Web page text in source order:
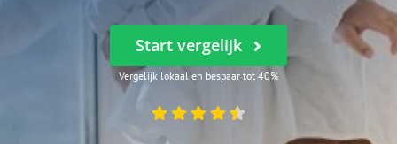
Start vergelijk
Vergelijk lokaal en bespaar tot 40%